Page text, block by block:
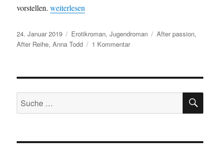
vorstellen.„Anna Todd – After Passion [After Reihe Band 1]“
weiterlesen
Veröffentlicht
am
24. Januar 2019 Kategorien
Erotikroman,Jugendroman Schlagwörter
After passion,
After Reihe,Anna Todd 1 Kommentarzu
–
Passion
Reihe
Suche
nach: